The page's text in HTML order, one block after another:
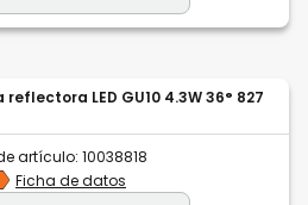
reflectora LED GU10 4.3W 36° 827
artículo: 10038818
Ficha de datos